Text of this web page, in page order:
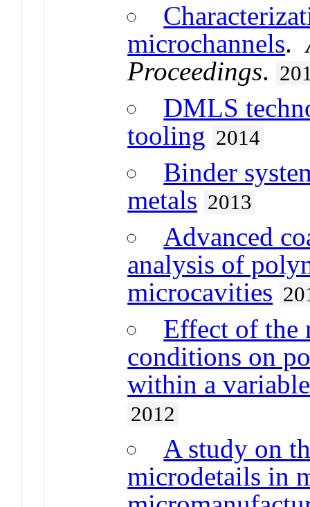
microchannels.
Proceedings.
DMLS
tooling 2014
Binder
metals 2013
Advanced
analysis of
microcavities
Effect of the
conditions on
within a
2012
A study on
microdetails in